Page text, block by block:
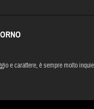
e carattere, è sempre molto